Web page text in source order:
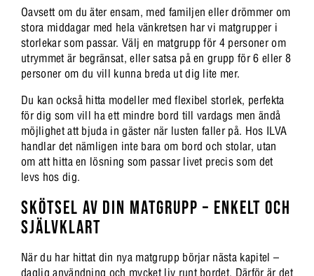
Oavsett om du äter ensam, med familjen eller drömmer om
stora middagar med hela vänkretsen har vi matgrupper i
storlekar som passar. Välj en matgrupp för 4 personer om
utrymmet är begränsat, eller satsa på en grupp för 6 eller 8
personer om du vill kunna breda ut dig lite mer.
Du kan också hitta modeller med flexibel storlek, perfekta
för dig som vill ha ett mindre bord till vardags men ändå
möjlighet att bjuda in gäster när lusten faller på. Hos ILVA
handlar det nämligen inte bara om bord och stolar, utan
om att hitta en lösning som passar livet precis som det
levs hos dig.
SKÖTSEL AV DIN MATGRUPP – ENKELT OCH
SJÄLVKLART
När du har hittat din nya matgrupp börjar nästa kapitel –
daglig användning och mycket liv runt bordet. Därför är det